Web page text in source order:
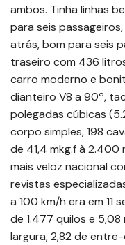
ambos. Tinha linhas
para seis
atrás, bom para seis
traseiro com 436
carro moderno e
dianteiro V8 a 90º,
polegadas cúbicas
corpo simples, 198
de 41,4 mkg.f à 2.400
mais veloz nacional
revistas
a 100 km/h era em 11
de 1.477 quilos e
largura, 2,82 de